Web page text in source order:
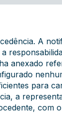
A
anexado
para
a
com